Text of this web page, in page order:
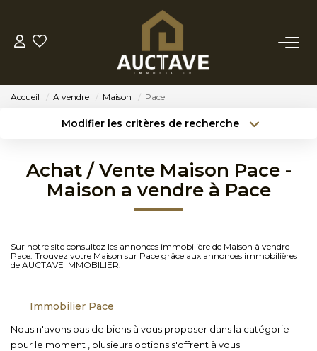
ACHETER
NOTRE AGENCE
NOTRE PHILOSOPHIE
Accueil A vendre Maison Pace
Modifier les critères de recherche
Sélectionnez...
Type de bien
Surface min
Plus de critères Créer une alerte
Achat / Vente Maison Pace -
Maison a vendre à Pace
Sur notre site consultez les annonces immobilière de Maison à vendre
Pace. Trouvez votre Maison sur Pace grâce aux annonces immobilières
de AUCTAVE IMMOBILIER.
Immobilier Pace
Nous n'avons pas de biens à vous proposer dans la catégorie
pour le moment , plusieurs options s'offrent à vous :